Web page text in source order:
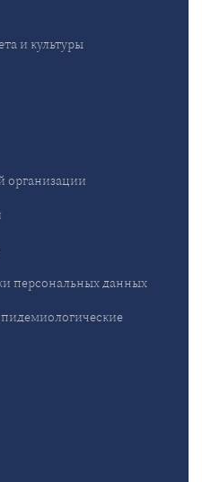
и культуры
организации
персональных данных